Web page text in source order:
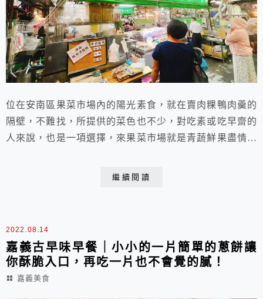
位在安南區果菜市場內的陽光素食，就在賣肉粿鴨肉羹的
隔壁，不難找，所提供的菜色也不少，對吃素或吃早齋的
人來說，也是一項選擇，來果菜市場就是青蔬鮮果盡情的
繼續閱讀
2022.08.14
嘉義古早味早餐｜小小的一片簡單的蔥餅讓
你酥脆入口，再吃一片也不會覺的膩！
嘉義美食